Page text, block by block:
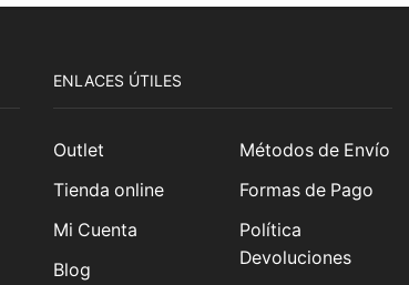
ENLACES ÚTILES
Outlet
Tienda online
Mi Cuenta
Blog
Métodos de Envío
Formas de Pago
Política
Devoluciones